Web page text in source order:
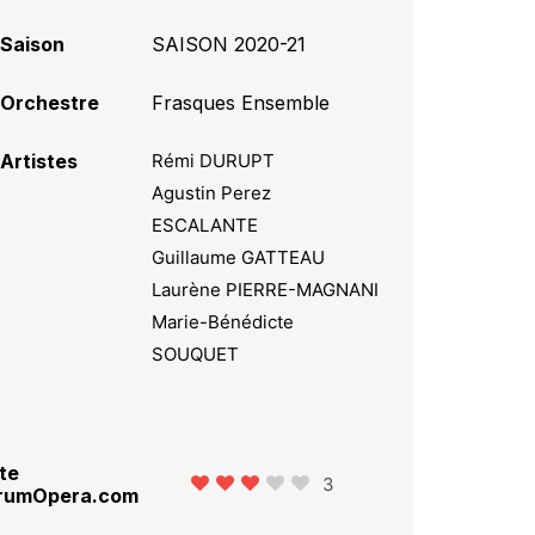
Saison SAISON 2020-21
Orchestre Frasques Ensemble
Artistes
Rémi DURUPT
Agustin Perez
ESCALANTE
Guillaume GATTEAU
Laurène PIERRE-MAGNANI
Marie-Bénédicte
SOUQUET
3